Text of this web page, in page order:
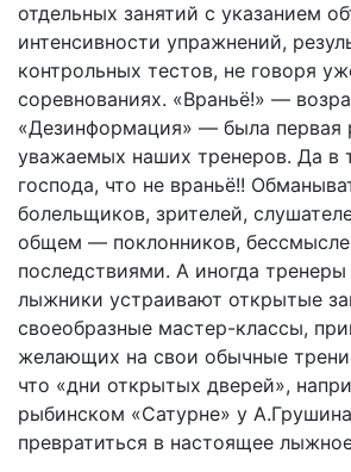
отдельных занятий с указанием
интенсивности упражнений,
контрольных тестов, не говоря
соревнованиях. «Враньё!» —
«Дезинформация» — была первая
уважаемых наших тренеров. Да в
господа, что не враньё!!
болельщиков, зрителей,
общем — поклонников,
последствиями. А иногда
лыжники устраивают открытые
своеобразные мастер-классы,
желающих на свои обычные
что «дни открытых дверей»,
рыбинском «Сатурне» у
превратиться в настоящее